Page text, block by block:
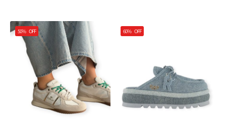
60% OFF
50% OFF